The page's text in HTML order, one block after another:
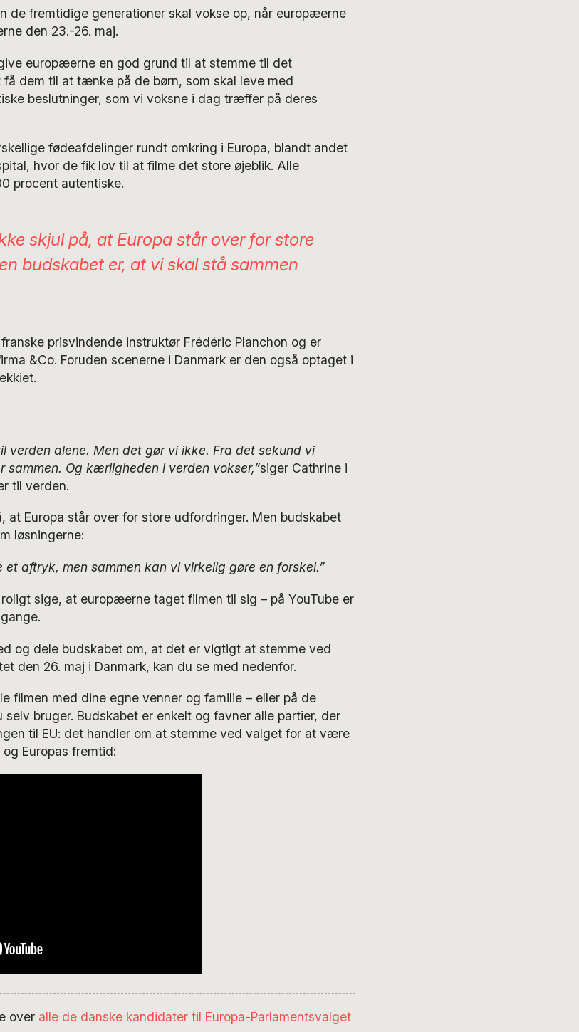
de fremtidige generationer skal vokse op, når europæerne
den 23.-26. maj.
europæerne en god grund til at stemme til det
dem til at tænke på de børn, som skal leve med
beslutninger, som vi voksne i dag træffer på deres
fødeafdelinger rundt omkring i Europa, blandt andet
hvor de fik lov til at filme det store øjeblik. Alle
procent autentiske.
skjul på, at Europa står over for store
budskabet er, at vi skal stå sammen
prisvindende instruktør Frédéric Planchon og er
&Co. Foruden scenerne i Danmark er den også optaget i
verden alene. Men det gør vi ikke. Fra det sekund vi
sammen. Og kærligheden i verden vokser,”siger Cathrine i
til verden.
at Europa står over for store udfordringer. Men budskabet
løsningerne:
aftryk, men sammen kan vi virkelig gøre en forskel.”
sige, at europæerne taget filmen til sig – på YouTube er
og dele budskabet om, at det er vigtigt at stemme ved
den 26. maj i Danmark, kan du se med nedenfor.
filmen med dine egne venner og familie – eller på de
bruger. Budskabet er enkelt og favner alle partier, der
til EU: det handler om at stemme ved valget for at være
Europas fremtid:
over alle de danske kandidater til Europa-Parlamentsvalget